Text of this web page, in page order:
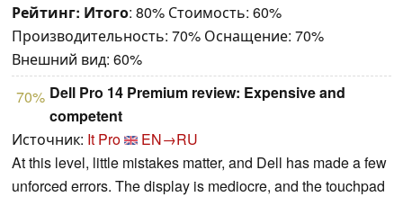
Рейтинг: Итого: 80% Стоимость: 60%
Производительность: 70% Оснащение: 70%
Внешний вид: 60%
70% Dell Pro 14 Premium review: Expensive and
competent
Источник: It Pro
EN→RU
At this level, little mistakes matter, and Dell has made a few
unforced errors. The display is mediocre, and the touchpad